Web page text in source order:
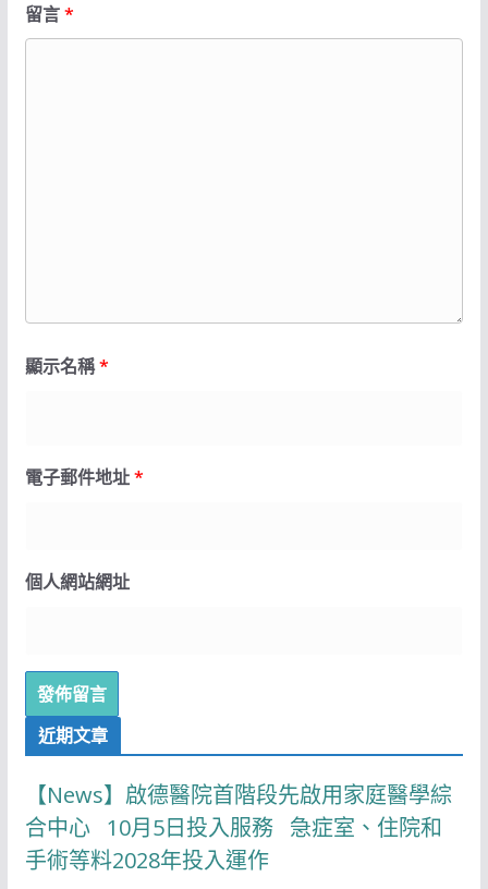
留言*
顯示名稱*
電子郵件地址*
個人網站網址
近期文章
【News】啟德醫院首階段先啟用家庭醫學綜
合中心 10月5日投入服務 急症室、住院和
手術等料2028年投入運作